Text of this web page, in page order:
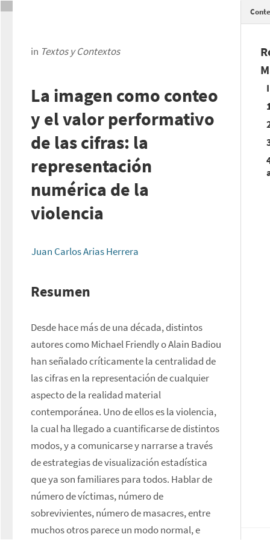
in Textos y Contextos
La imagen como conteo
y el valor performativo
de las cifras: la
representación
numérica de la
violencia
Juan Carlos Arias Herrera
Resumen
Desde hace más de una década, distintos
autores como Michael Friendly o Alain Badiou
han señalado críticamente la centralidad de
las cifras en la representación de cualquier
aspecto de la realidad material
contemporánea. Uno de ellos es la violencia,
la cual ha llegado a cuantificarse de distintos
modos, y a comunicarse y narrarse a través
de estrategias de visualización estadística
que ya son familiares para todos. Hablar de
número de víctimas, número de
sobrevivientes, número de masacres, entre
muchos otros parece un modo normal, e